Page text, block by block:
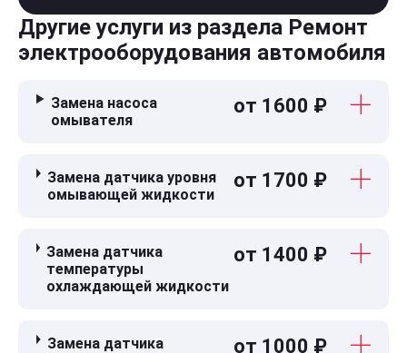
Другие услуги из раздела Ремонт
электрооборудования автомобиля
Замена насоса
омывателя
от 1600 ₽
Замена датчика уровня
омывающей жидкости
от 1700 ₽
Замена датчика
температуры
охлаждающей жидкости
от 1400 ₽
Замена датчика
от 1000 ₽